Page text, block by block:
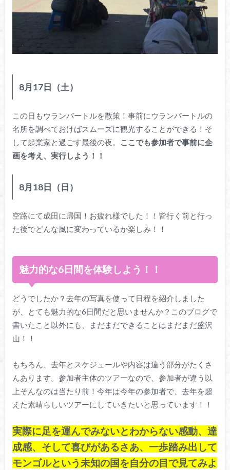
8月17日（土）
この日もウランバートルを散策！事前にウランバートルの
名所を調べておけばスムーズに観光することができる！そ
して起業家と過ごす最後の夜。
ここでも参加者で事前に企
画を考え、実行しよう！！
8月18日（日）
空路にて成田に帰国！お疲れ様でした！！皆行く前と行っ
た後でどんな風に変わっているか楽しみ！！
魅力的な6日間を体験しよう！！
どうでしたか？去年の写真を使って日程を紹介しました
が、とても魅力的な6日間だと思いませんか？このブログで
書いたこと以外にも、まだまだできることはまだまだ盛沢
山！！
もちろん、去年とスケジュールや内容は違う部分がたくさ
んあります。参加者主体のツアーなので、参加者が違う以
上そんなのは当たり前！今年は今年の参加者で、去年を超
えた素晴らしいツアーにしていきたいと思っています！！
実際に足を運んでみないとわからない感動、達
成感、そして喜びがあるさあ、一歩踏み出して
モンゴルという未知の国を自分の目で見てみよ